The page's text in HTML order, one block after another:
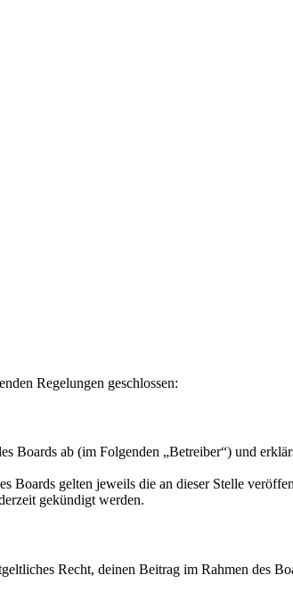
Regelungen geschlossen:
Boards ab (im Folgenden „Betreiber“) und
Boards gelten jeweils die an dieser Stelle
gekündigt werden.
Recht, deinen Beitrag im Rahmen des